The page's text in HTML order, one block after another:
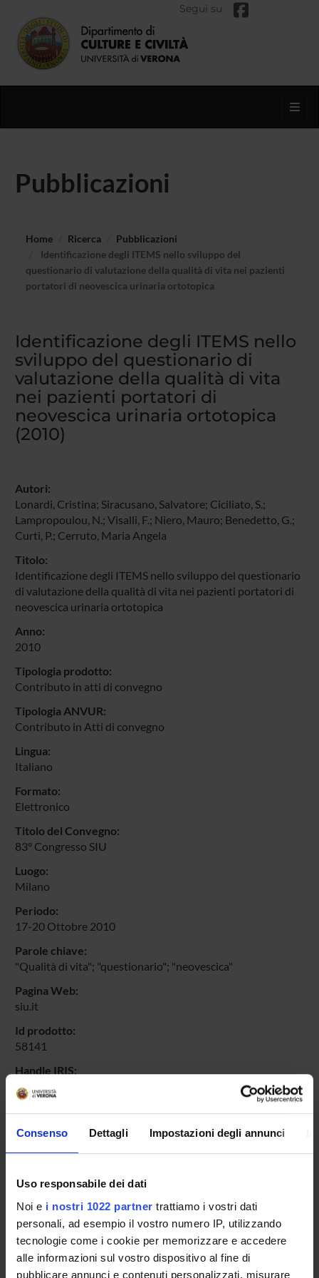
Consenso Dettagli Impostazioni degli annunci
Uso responsabile dei dati
Noi e i nostri 1022 partner trattiamo i vostri dati
personali, ad esempio il vostro numero IP, utilizzando
tecnologie come i cookie per memorizzare e accedere
alle informazioni sul vostro dispositivo al fine di
pubblicare annunci e contenuti personalizzati, misurare
Segui su
Pubblicazioni
Home Ricerca
Pubblicazioni
Identificazione degli ITEMS nello sviluppo del
questionario di valutazione della qualità di vita nei pazienti
portatori di neovescica urinaria ortotopica
Identificazione degli ITEMS nello
sviluppo del questionario di
valutazione della qualità di vita
nei pazienti portatori di
neovescica urinaria ortotopica
(2010)
Autori:
Lonardi, Cristina; Siracusano, Salvatore; Ciciliato, S.;
Lampropoulou, N.; Visalli, F.; Niero, Mauro; Benedetto, G.;
Curti, P.; Cerruto, Maria Angela
Titolo:
Identificazione degli ITEMS nello sviluppo del questionario
di valutazione della qualità di vita nei pazienti portatori di
neovescica urinaria ortotopica
Anno:
2010
Tipologia prodotto:
Contributo in atti di convegno
Tipologia ANVUR:
Contributo in Atti di convegno
Lingua:
Italiano
Formato:
Elettronico
Titolo del Convegno:
83° Congresso SIU
Luogo:
Milano
Periodo:
17-20 Ottobre 2010
Parole chiave:
"Qualità di vita"; "questionario"; "neovescica"
Pagina Web:
siu.it
Id prodotto:
58141
Handle IRIS:
11562/346118
depositato il:
8 novembre 2010
ultima modifica:
Citazione bibliografica:
Lonardi, Cristina;Siracusano, Salvatore; Ciciliato, S.;
Lampropoulou, N.; Visalli, F.;Niero, Mauro; Benedetto, G.;
Curti, P.;Cerruto, Maria Angela,Identificazione degli ITEMS
nello sviluppo del questionario di valutazione della qualità
di vita nei pazienti portatori di neovescica urinaria